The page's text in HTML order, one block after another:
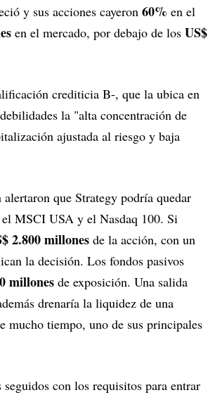
y sus acciones cayeron 60% en el
en el mercado, por debajo de los US$
crediticia B-, que la ubica en
la "alta concentración de
ajustada al riesgo y baja
que Strategy podría quedar
MSCI USA y el Nasdaq 100. Si
2.800 millones de la acción, con un
la decisión. Los fondos pasivos
millones de exposición. Una salida
drenaría la liquidez de una
mucho tiempo, uno de sus principales
con los requisitos para entrar